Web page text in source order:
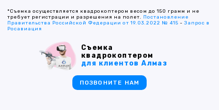
*Съемка осуществляется квадрокоптером весом до 150 грамм и не
требует регистрации и разрешения на полет. Постановление
Правительства Российской Федерации от 19.03.2022 № 415 -Запрос в
Росавиация
Съемка
квадрокоптером
для клиентов Алмаз
ПОЗВОНИТЕ НАМ